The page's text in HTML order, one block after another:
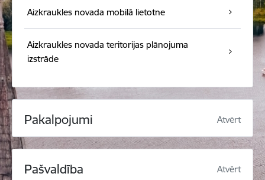
Aizkraukles novada mobilā lietotne
Aizkraukles novada teritorijas plānojuma
izstrāde
Pakalpojumi Atvērt
Pašvaldība Atvērt